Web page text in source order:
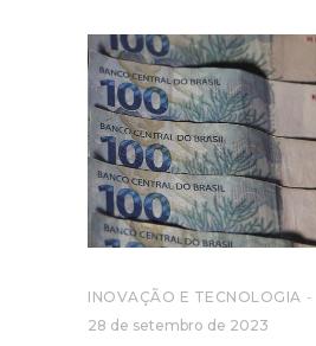
INOVAÇÃO E TECNOLOGIA
28 de setembro de 2023